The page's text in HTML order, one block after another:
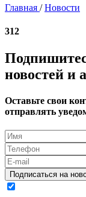
Главная / Новости
312
новостей и
Оставьте свои
отправлять
Подписаться на